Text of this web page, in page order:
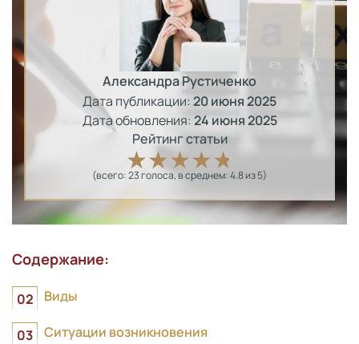
Александра Рустиченко
Дата публикации: 20 июня 2025
Дата обновления:24 июня 2025
Рейтинг статьи
(всего:23голоса, в среднем:4.8из 5)
Содержание:
Виды
Ситуации возникновения